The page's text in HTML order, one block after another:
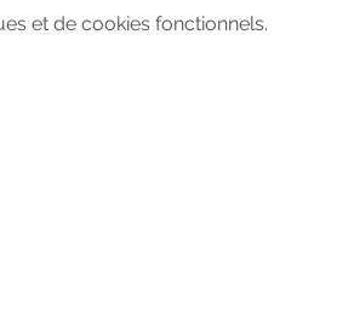
et de cookies fonctionnels.